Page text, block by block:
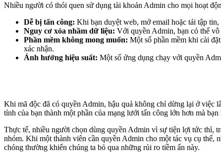
Nhiều người có thói quen sử dụng tài khoản Admin cho mọi hoạt
Dễ bị tấn công: Khi bạn duyệt web, mở email hoặc tải tập
Nguy cơ xóa nhầm dữ liệu: Với quyền Admin, bạn có thể
Phần mềm không mong muốn: Một số phần mềm khi cài
xác nhận.
Ảnh hưởng hiệu suất: Một số ứng dụng chạy với quyền
Khi mã độc đã có quyền Admin, hậu quả không chỉ dừng lại ở việc
tính của bạn thành một phần của mạng lưới tấn công lớn hơn mà
Thực tế, nhiều người chọn dùng quyền Admin vì sự tiện lợi tức thì,
nhóm. Khi một thành viên cần quyền Admin cho một tác vụ cụ thể,
chóng thường khiến chúng ta bỏ qua những rủi ro tiềm ẩn này.